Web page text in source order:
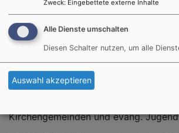
TOP 1: Begrüßung ​
TOP 2:
TOP 3: Vorstellung und Beschluss der
TOP 4: Feststellung der
Kirchengemeinden ​und evang.
Zweck: Eingebettete externe Inhalte
Alle Dienste umschalten
Diesen Schalter nutzen, um alle
Auswahl akzeptieren